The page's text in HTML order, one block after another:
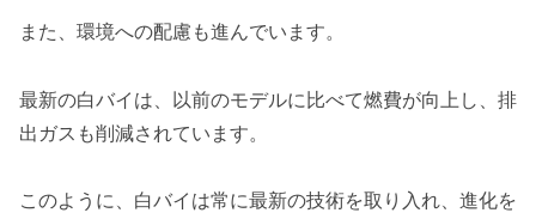
また、環境への配慮も進んでいます。
最新の白バイは、以前のモデルに比べて燃費が向上し、排
出ガスも削減されています。
このように、白バイは常に最新の技術を取り入れ、進化を